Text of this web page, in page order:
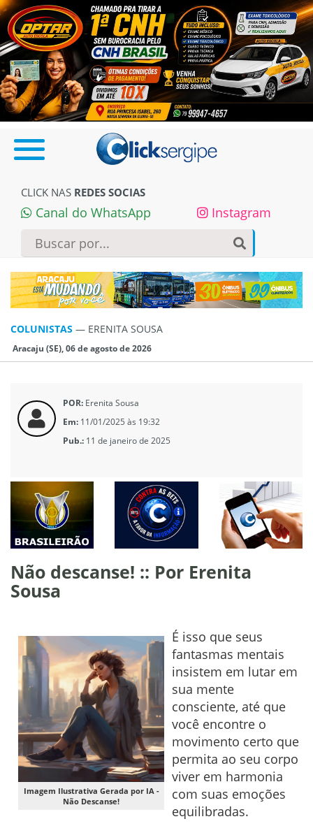
CLICK NAS REDES SOCIAS
Canal do WhatsApp Instagram
COLUNISTAS — ERENITA SOUSA
Aracaju (SE), 06 de agosto de 2026
POR: Erenita Sousa
Em: 11/01/2025 às 19:32
Pub.: 11 de janeiro de 2025
Não descanse! :: Por Erenita
Sousa
Imagem Ilustrativa Gerada por IA -
Não Descanse!
É isso que seus
fantasmas mentais
insistem em lutar em
sua mente
consciente, até que
você encontre o
movimento certo que
permita ao seu corpo
viver em harmonia
com suas emoções
equilibradas.